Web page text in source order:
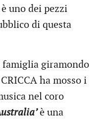
uno dei pezzi
di questa
famiglia giramondo
ha mosso i
nel coro
è una